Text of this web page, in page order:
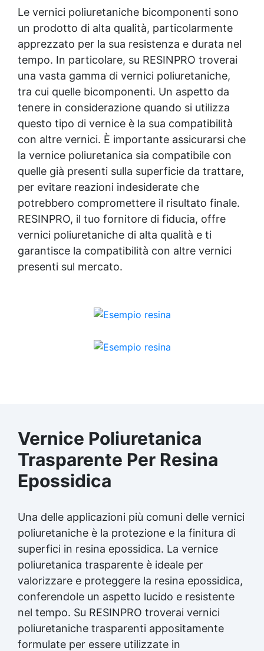
indicata per applicazioni in ambienti chiusi.
Packaging disponibile: 1 kg / 5 kg / 10 kg
Le vernici poliuretaniche bicomponenti sono
un prodotto di alta qualità, particolarmente
apprezzato per la sua resistenza e durata nel
tempo. In particolare, su RESINPRO troverai
una vasta gamma di vernici poliuretaniche,
tra cui quelle bicomponenti. Un aspetto da
tenere in considerazione quando si utilizza
questo tipo di vernice è la sua compatibilità
con altre vernici. È importante assicurarsi che
la vernice poliuretanica sia compatibile con
quelle già presenti sulla superficie da trattare,
per evitare reazioni indesiderate che
potrebbero compromettere il risultato finale.
RESINPRO, il tuo fornitore di fiducia, offre
vernici poliuretaniche di alta qualità e ti
garantisce la compatibilità con altre vernici
presenti sul mercato.
Vernice Poliuretanica
Trasparente Per Resina
Epossidica
Una delle applicazioni più comuni delle vernici
poliuretaniche è la protezione e la finitura di
superfici in resina epossidica. La vernice
poliuretanica trasparente è ideale per
valorizzare e proteggere la resina epossidica,
conferendole un aspetto lucido e resistente
nel tempo. Su RESINPRO troverai vernici
poliuretaniche trasparenti appositamente
formulate per essere utilizzate in